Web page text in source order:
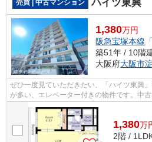
売買 | 中古マンション ハイツ東興
1,380万円
阪急宝塚本線
築51年 / 10階
大阪府大阪市
ぜひ一度見ていただきたい、「ハイツ東興
が多い、エレベーター付きの物件です。中
1,380万
2階 /